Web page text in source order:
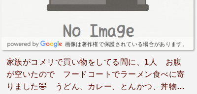
画像は著作権で保護されている場合があります。
家族がコメリで買い物をしてる間に、1人 お腹
が空いたので フードコートでラーメン食べに寄
りました🤣 うどん、カレー、とんかつ、丼物と